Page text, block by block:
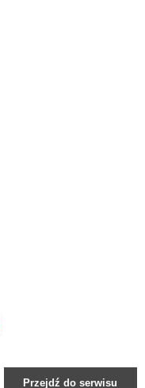
Przejdź do serwisu